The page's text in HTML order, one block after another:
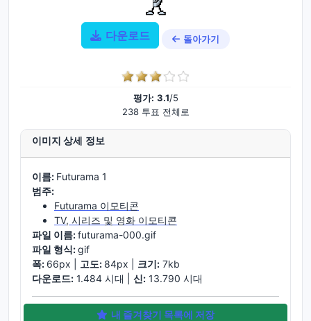
다운로드 돌아가기
평가: 3.1/5
238 투표 전체로
이미지 상세 정보
이름: Futurama 1
범주:
Futurama 이모티콘
TV, 시리즈 및 영화 이모티콘
파일 이름:futurama-000.gif
파일 형식:gif
폭: 66px | 고도: 84px | 크기: 7kb
다운로드: 1.484 시대 | 신: 13.790 시대
내 즐겨찾기 목록에 저장